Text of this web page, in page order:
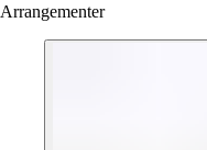
Arrangementer